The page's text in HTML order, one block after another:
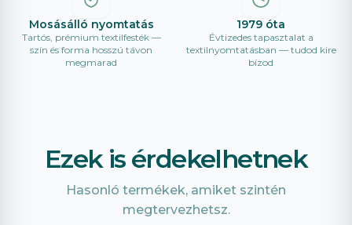
Mosásálló nyomtatás
Tartós, prémium textilfesték —
szín és forma hosszú távon
megmarad
1979 óta
Évtizedes tapasztalat a
textilnyomtatásban — tudod kire
bízod
Ezek is érdekelhetnek
Hasonló termékek, amiket szintén
megtervezhetsz.